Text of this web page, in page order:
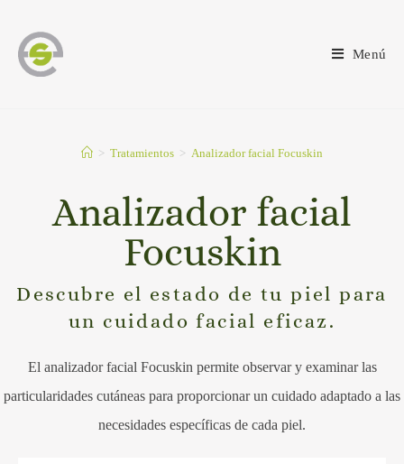
Menú
> Tratamientos > Analizador facial Focuskin
Analizador facial
Focuskin
Descubre el estado de tu piel para
un cuidado facial eficaz.
El analizador facial Focuskin permite observar y examinar las
particularidades cutáneas para proporcionar un cuidado adaptado a las
necesidades específicas de cada piel.